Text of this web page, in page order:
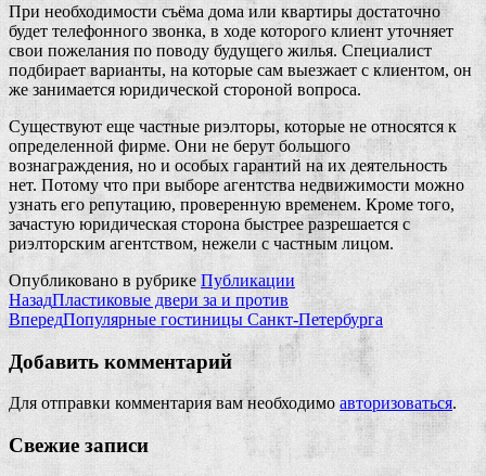
При необходимости съёма дома или квартиры достаточно
будет телефонного звонка, в ходе которого клиент уточняет
свои пожелания по поводу будущего жилья. Специалист
подбирает варианты, на которые сам выезжает с клиентом, он
же занимается юридической стороной вопроса.
Существуют еще частные риэлторы, которые не относятся к
определенной фирме. Они не берут большого
вознаграждения, но и особых гарантий на их деятельность
нет. Потому что при выборе агентства недвижимости можно
узнать его репутацию, проверенную временем. Кроме того,
зачастую юридическая сторона быстрее разрешается с
риэлторским агентством, нежели с частным лицом.
Опубликовано в рубрикеПубликации
НазадПластиковые двери за и против
ВпередПопулярные гостиницы Санкт-Петербурга
Добавить комментарий
Для отправки комментария вам необходимо авторизоваться.
Свежие записи